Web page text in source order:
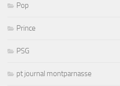
Pop
Prince
PSG
pt journal montparnasse